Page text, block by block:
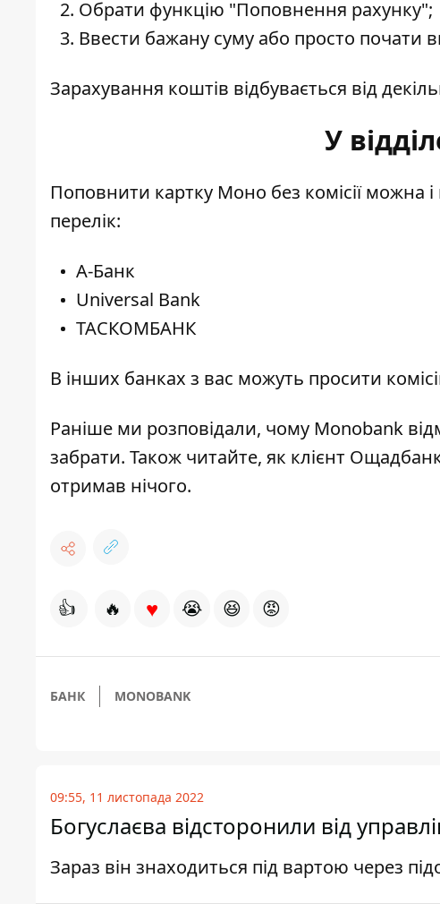
Обрати функцію "Поповнення рахунку";
Ввести бажану суму або просто почати
Зарахування коштів відбувається від
У
Поповнити картку Моно без комісії можна і
перелік:
А-Банк
Universal Bank
ТАСКОМБАНК
В інших банках з вас можуть просити
Раніше ми розповідали, чому Monobank
забрати. Також читайте, як клієнт
отримав нічого.
👍 🔥 ♥ 😭 😆 😡
БАНК MONOBANK
09:55, 11 листопада 2022
Богуслаєва відсторонили від
Зараз він знаходиться під вартою через